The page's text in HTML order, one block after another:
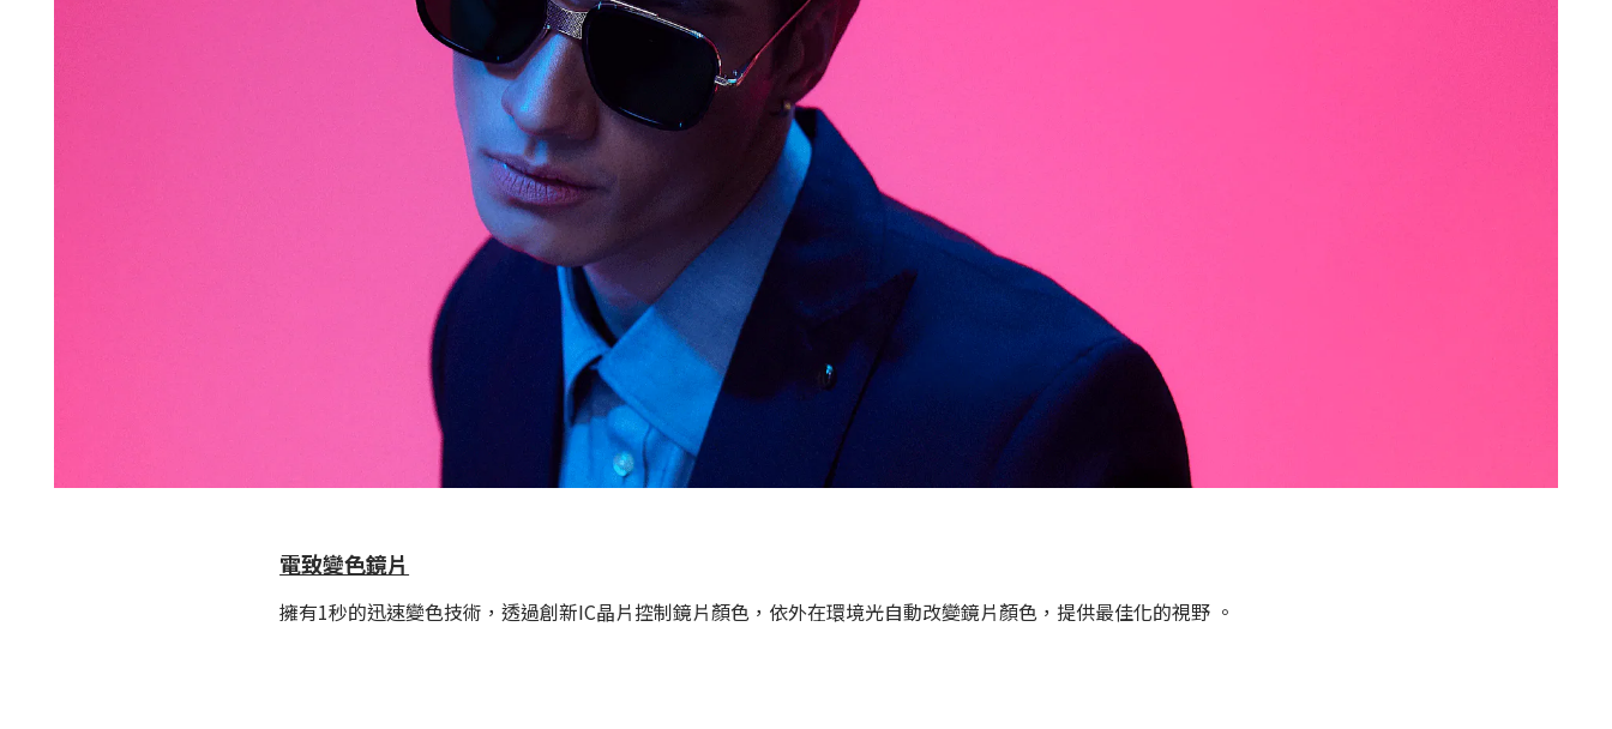
電致變色鏡片
擁有1秒的迅速變色技術，透過創新IC晶片控制鏡片顏色，依外在環境光自動改變鏡片顏色，提供最佳化的視野 。